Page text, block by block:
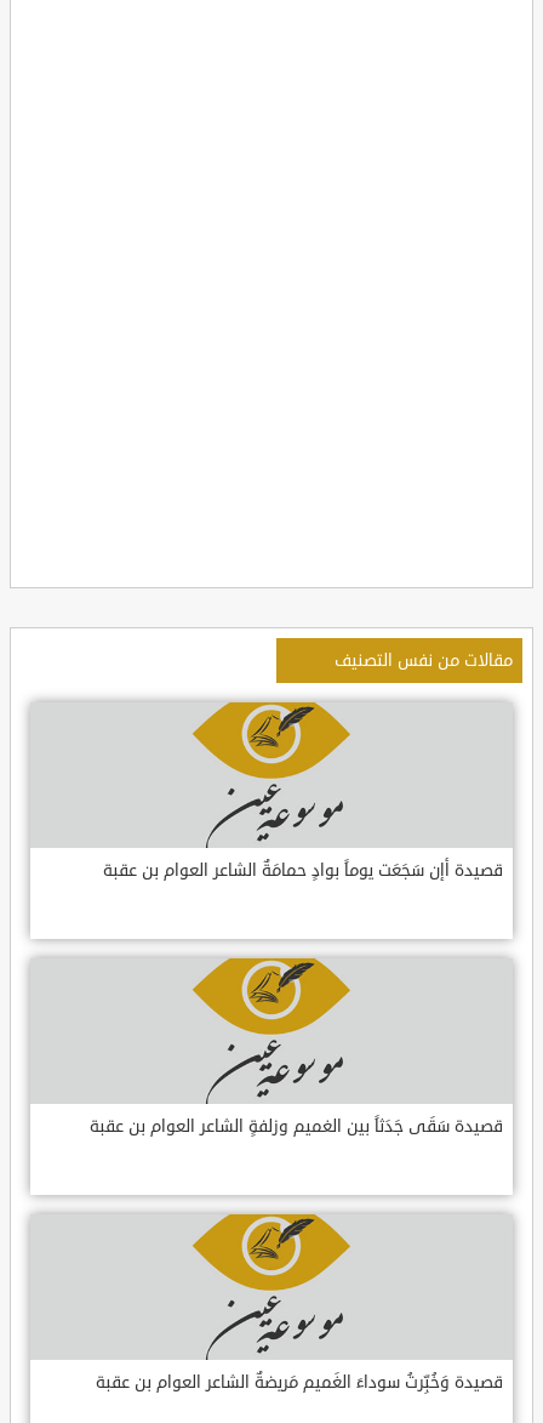
مقالات من نفس التصنيف
قصيدة أإن سَجَعَت يوماً بوادٍ حمامَةٌ الشاعر العوام بن عقبة
قصيدة سَقَى جَدَثاً بين الغميم وزلفةٍ الشاعر العوام بن عقبة
قصيدة وَخُبِّرتُ سوداءَ الغَميم مَريضةٌ الشاعر العوام بن عقبة